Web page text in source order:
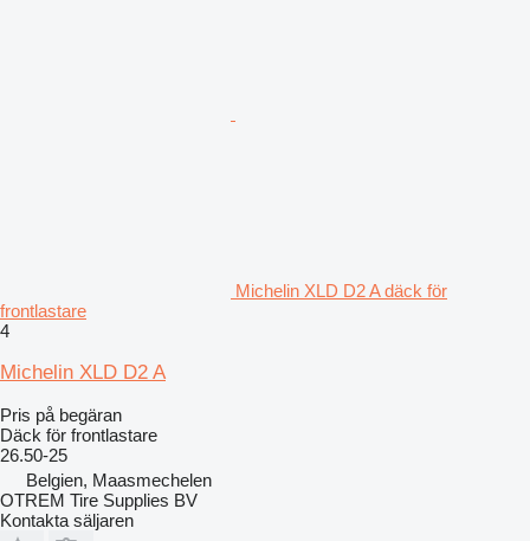
Michelin XLD D2 A däck för
frontlastare
4
Michelin XLD D2 A
Pris på begäran
Däck för frontlastare
26.50-25
Belgien, Maasmechelen
OTREM Tire Supplies BV
Kontakta säljaren